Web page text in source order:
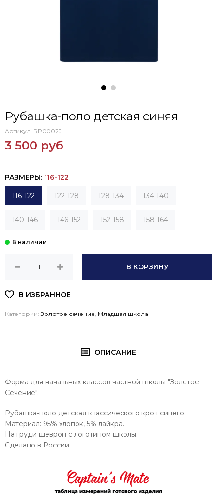
Рубашка-поло детская синяя
Артикул: RP0002J
3 500 руб
РАЗМЕРЫ: 116-122
116-122 122-128 128-134 134-140
140-146 146-152 152-158 158-164
В КОРЗИНУ
Категории:Золотое сечение Младшая школа
ОПИСАНИЕ
Форма для начальных классов частной школы "Золотое
Сечение".
Рубашка-поло детская классического кроя синего.
Материал: 95% хлопок, 5% лайкра.
На груди шеврон с логотипом школы.
Сделано в России.